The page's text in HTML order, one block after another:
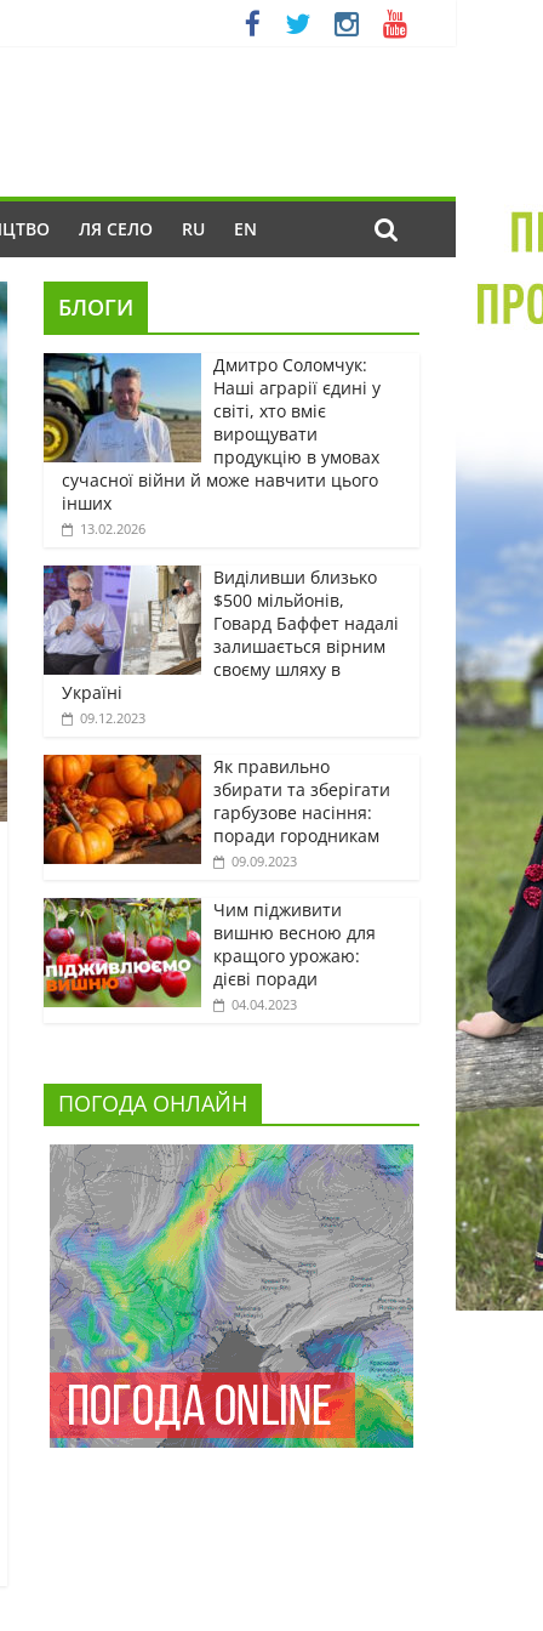
ЛЯ СЕЛО RU EN
БЛОГИ
Дмитро Соломчук:
Наші аграрії єдині у
світі, хто вміє
вирощувати
продукцію в умовах
сучасної війни й може навчити цього
інших
13.02.2026
Виділивши близько
$500 мільйонів,
Говард Баффет надалі
залишається вірним
своєму шляху в
Україні
09.12.2023
Як правильно
збирати та зберігати
гарбузове насіння:
поради городникам
09.09.2023
Чим підживити
вишню весною для
кращого урожаю:
дієві поради
04.04.2023
ПОГОДА ОНЛАЙН